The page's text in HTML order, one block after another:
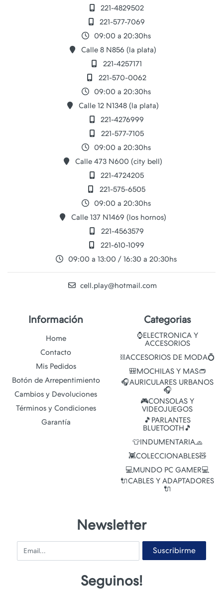
221-4829502
221-577-7069
09:00 a 20:30hs
Calle 8 N856 (la plata)
221-4257171
221-570-0062
09:00 a 20:30hs
Calle 12 N1348 (la plata)
221-4276999
221-577-7105
09:00 a 20:30hs
Calle 473 N600 (city bell)
221-4724205
221-575-6505
09:00 a 20:30hs
Calle 137 N1469 (los hornos)
221-4563579
221-610-1099
09:00 a 13:00 / 16:30 a 20:30hs
cell.play@hotmail.com
Información
Home
Contacto
Mis Pedidos
Botón de Arrepentimiento
Cambios y Devoluciones
Términos y Condiciones
Garantía
Categorias
⌚ELECTRONICA Y
ACCESORIOS
⛓️ACCESORIOS DE MODA💍
🎒MOCHILAS Y MAS👝
🎧AURICULARES URBANOS
🎧
🎮CONSOLAS Y
VIDEOJUEGOS
🎵PARLANTES
BLUETOOTH🎵
👕INDUMENTARIA🧢
👾COLECCIONABLES🧸
💻MUNDO PC GAMER💻
🔌CABLES Y ADAPTADORES
🔌
Newsletter
Email Suscribirme
Seguinos!